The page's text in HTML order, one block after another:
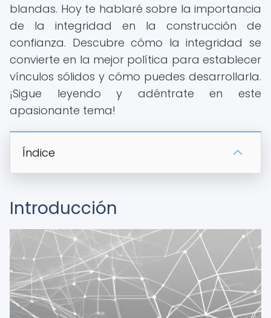
blandas. Hoy te hablaré sobre la importancia
de la integridad en la construcción de
confianza. Descubre cómo la integridad se
convierte en la mejor política para establecer
vínculos sólidos y cómo puedes desarrollarla.
¡Sigue leyendo y adéntrate en este
apasionante tema!
Índice
Introducción